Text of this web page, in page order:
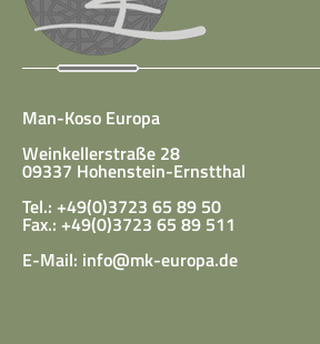
Man-Koso Europa
Weinkellerstraße 28
09337 Hohenstein-Ernstthal
Tel.: +49(0)3723 65 89 50
Fax.: +49(0)3723 65 89 511
E-Mail: info@mk-europa.de